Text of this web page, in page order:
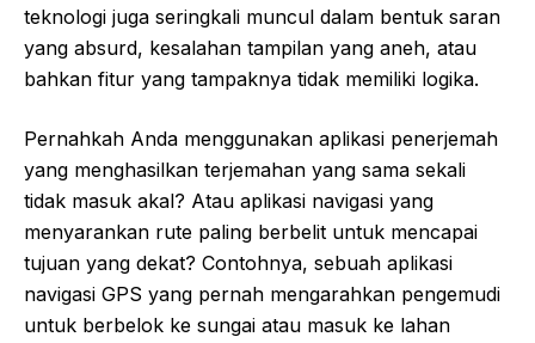
teknologi juga seringkali muncul dalam bentuk saran
yang absurd, kesalahan tampilan yang aneh, atau
bahkan fitur yang tampaknya tidak memiliki logika.
Pernahkah Anda menggunakan aplikasi penerjemah
yang menghasilkan terjemahan yang sama sekali
tidak masuk akal? Atau aplikasi navigasi yang
menyarankan rute paling berbelit untuk mencapai
tujuan yang dekat? Contohnya, sebuah aplikasi
navigasi GPS yang pernah mengarahkan pengemudi
untuk berbelok ke sungai atau masuk ke lahan